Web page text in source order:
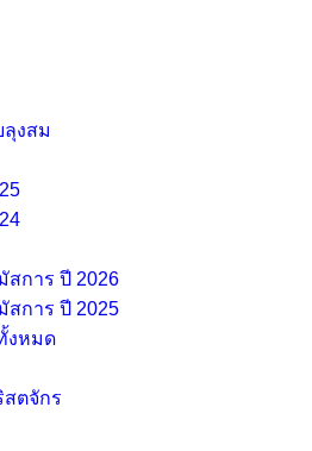
งสม
สการ ปี 2026
สการ ปี 2025
งหมด
ตจักร